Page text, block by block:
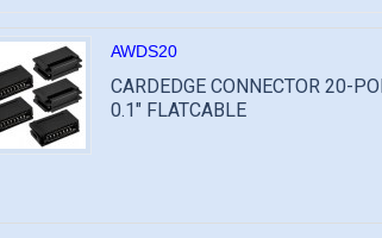
AWDS20
CARDEDGE CONNECTOR 20-
0.1" FLATCABLE